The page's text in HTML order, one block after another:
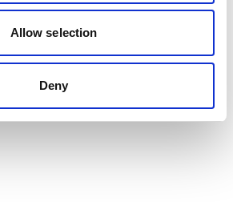
Allow selection
Deny